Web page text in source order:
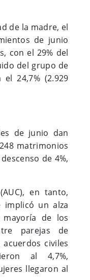
de la madre, el
de junio
con el 29% del
del grupo de
24,7% (2.929
de junio dan
matrimonios
de 4%,
en tanto,
implicó un alza
mayoría de los
parejas de
civiles
al 4,7%,
llegaron al